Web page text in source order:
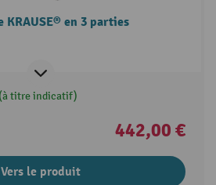
KRAUSE® en 3 parties
titre indicatif)
442,00 €
Vers le produit